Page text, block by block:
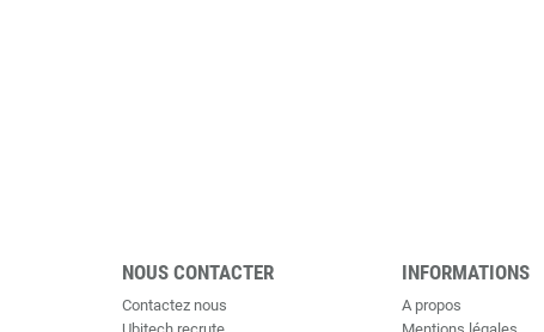
NOUS CONTACTER
Contactez nous
INFORMATIONS
A propos